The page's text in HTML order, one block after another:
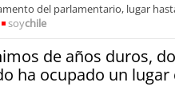
del parlamentario, lugar
soychile
de años duros,
ha ocupado un lugar